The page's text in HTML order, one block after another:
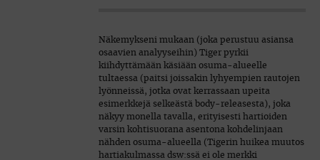
Näkemykseni mukaan (joka perustuu asiansa
osaavien analyyseihin) Tiger pyrkii
kiihdyttämään käsiään osuma-alueelle
tultaessa (paitsi joissakin lyhyempien rautojen
lyönneissä, jotka ovat kerrassaan upeita
esimerkkejä selkeästä body-releasesta), joka
näkyy monella tavalla, erityisesti hartioiden
varsin kohtisuorana asentona kohdelinjaan
nähden osuma-alueella (Tigerin huikea muutos
hartiakulmassa dsw:ssä ei ole merkki